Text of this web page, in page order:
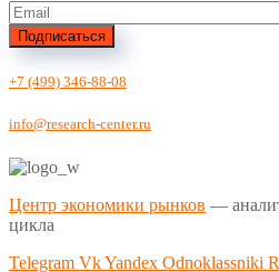
Подписаться
+7 (499) 346-88-08
info@research-center.ru
Центр экономики рынков —
цикла
Telegram VkYandex Odnoklassniki